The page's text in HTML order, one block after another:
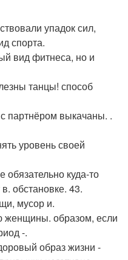
упадок сил,
спорта.
вид фитнеса, но и
танцы! способ
партнёром выкачаны. .
уровень своей
куда-то
обстановке. 43.
мусор и.
женщины. образом, если
-.
образ жизни -